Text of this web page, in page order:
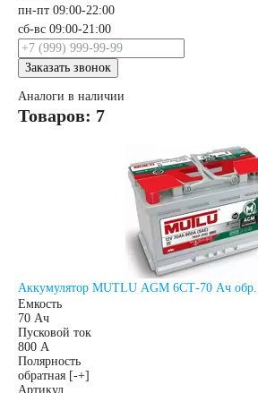
Республика
Беларусь
Казахстан
Испания Иран
Индия
пн-пт 09:00-22:00
сб-вс 09:00-21:00
Заказать звонок
Аналоги в наличии
Товаров: 7
Аккумулятор MUTLU AGM 6СТ-70 Ач обр.
Емкость
70 Ач
Пусковой ток
800 А
Полярность
обратная [-+]
Артикул